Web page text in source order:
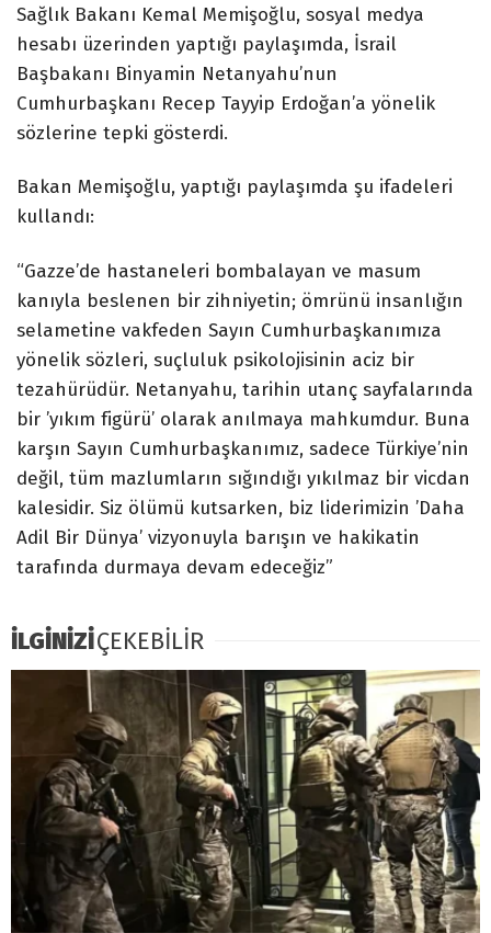
Sağlık Bakanı Kemal Memişoğlu, sosyal medya
hesabı üzerinden yaptığı paylaşımda, İsrail
Başbakanı Binyamin Netanyahu’nun
Cumhurbaşkanı Recep Tayyip Erdoğan’a yönelik
sözlerine tepki gösterdi.
Bakan Memişoğlu, yaptığı paylaşımda şu ifadeleri
kullandı:
“Gazze’de hastaneleri bombalayan ve masum
kanıyla beslenen bir zihniyetin; ömrünü insanlığın
selametine vakfeden Sayın Cumhurbaşkanımıza
yönelik sözleri, suçluluk psikolojisinin aciz bir
tezahürüdür. Netanyahu, tarihin utanç sayfalarında
bir ’yıkım figürü’ olarak anılmaya mahkumdur. Buna
karşın Sayın Cumhurbaşkanımız, sadece Türkiye’nin
değil, tüm mazlumların sığındığı yıkılmaz bir vicdan
kalesidir. Siz ölümü kutsarken, biz liderimizin ’Daha
Adil Bir Dünya’ vizyonuyla barışın ve hakikatin
tarafında durmaya devam edeceğiz”
İLGİNİZİÇEKEBİLİR